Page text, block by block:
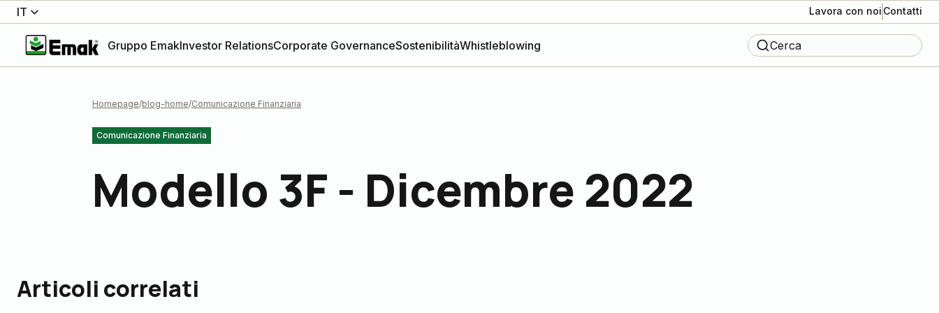
IT Lavora con noi Contatti
Gruppo EmakInvestor RelationsCorporate GovernanceSostenibilitàWhistleblowing Cerca
Homepage blog-home Comunicazione Finanziaria
Comunicazione Finanziaria
Modello 3F - Dicembre 2022
Articoli correlati